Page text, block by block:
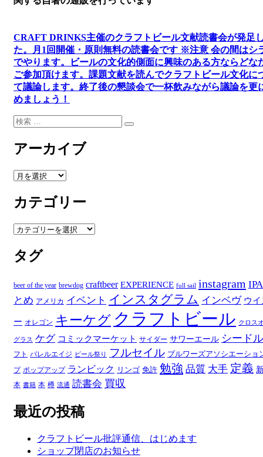
CRAFT DRINKS主催のクラフトビール文献読書会が発足
た。
月1回開催・原則無料の読書会です ※注意 会の間はシ
でやります。
ビールの文化的側面に興味のある方ならどな
ご参加頂けます。 課題文献を読んでクラフトビール文化に
て議論します。 終了後の懇談会で一杯飲みながら議論を更
めましょう！
検
検
アーカイブ
ア
カ
イ
ブ
カテゴリー
カ
ゴ
リ
タグ
beer of the year brewdog craftbeer EXPERIENCE full sail instagram IPA
とめ アメリカ イベント インスタグラム インベヴ ウ
ー オレゴン キーケグ クラフトビール クロス
グラス ケグ コミックマーケット サイダー サワーエール シードル
フト バレルエイジ ビール祭り フルセイル ブルワーズアソシエーショ
プ ポップアップ ランビック リンゴ 免許 勉強 品質 大手 定義
本 書籍 本 樽 流通 読書会 買収
最近の投稿
クラフトビール批評通信、はじめます
ショップ閉店のお知らせ